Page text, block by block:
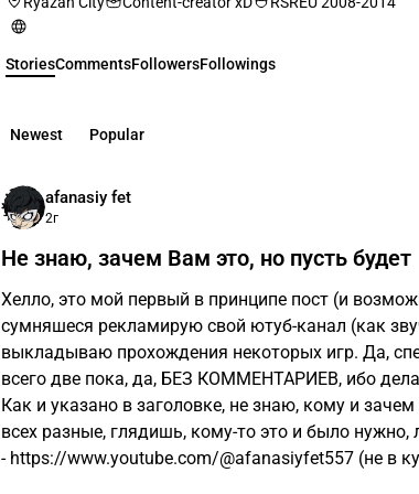
StoriesCommentsFollowersFollowings
Newest Popular
afanasiy fet
2г
Не знаю, зачем Вам это, но пусть будет
Хелло, это мой первый в принципе пост (и
сумняшеся рекламирую свой ютуб-канал (как
выкладываю прохождения некоторых игр. Да,
всего две пока, да, БЕЗ КОММЕНТАРИЕВ, ибо
Как и указано в заголовке, не знаю, кому и
всех разные, глядишь, кому-то это и было
- https://www.youtube.com/@afanasiyfet557 (не в